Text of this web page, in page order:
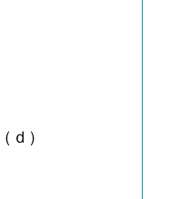
ｄ）